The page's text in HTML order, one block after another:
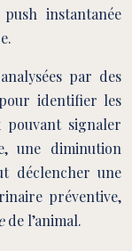
instantanée
par des
identifier les
pouvant signaler
une diminution
déclencher une
préventive,
de l’animal.